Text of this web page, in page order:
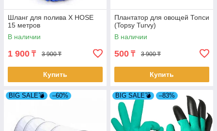
Шланг для полива X HOSE
15 метров
В наличии
1 900 ₸ 3 900 ₸
Купить
Плантатор для овощей Топси
(Topsy Turvy)
В наличии
500 ₸ 3 900 ₸
Купить
BIG SALE💣 –60% BIG SALE💣 –83%